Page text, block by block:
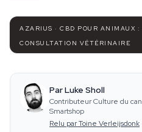
AZARIUS · CBD POUR ANIMAUX :
CONSULTATION VÉTÉRINAIRE
Par Luke Sholl
Contributeur Culture du
Smartshop
Relu par Toine Verleijsdonk